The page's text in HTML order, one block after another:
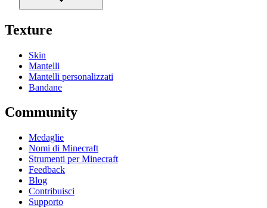
Texture
Skin
Mantelli
Mantelli personalizzati
Bandane
Community
Medaglie
Nomi di Minecraft
Strumenti per Minecraft
Feedback
Blog
Contribuisci
Supporto